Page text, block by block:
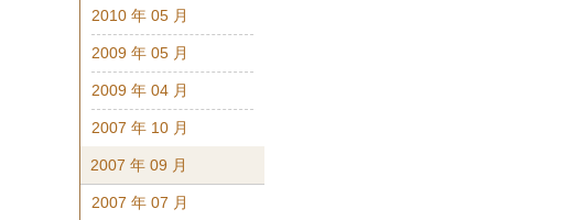
2010 年 05 月
2009 年 05 月
2009 年 04 月
2007 年 10 月
2007 年 09 月
2007 年 07 月